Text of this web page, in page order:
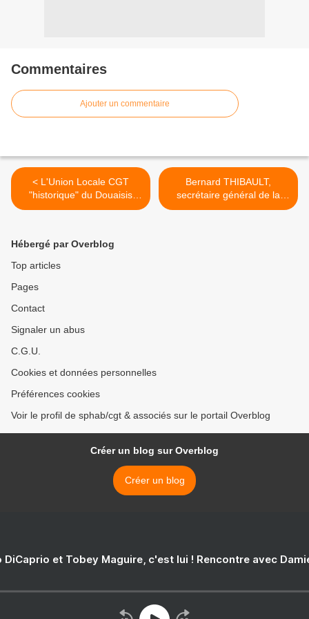
Commentaires
Ajouter un commentaire
< L'Union Locale CGT
"historique" du Douaisis
soutient Jean-Pierre
Bernard THIBAULT,
secrétaire général de la
CGT "compromis nez veut
Hébergé par Overblog
Top articles
Pages
Contact
Signaler un abus
C.G.U.
Cookies et données personnelles
Préférences cookies
Voir le profil de sphab/cgt & associés sur le portail Overblog
Créer un blog sur Overblog
Créer un blog
DiCaprio et Tobey Maguire, c'est lui ! Rencontre avec